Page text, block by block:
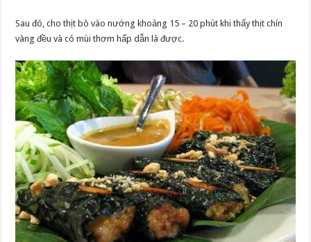
Sau đó, cho thịt bò vào nướng khoảng 15 – 20 phút khi thấy thịt chín
vàng đều và có mùi thơm hấp dẫn là được.